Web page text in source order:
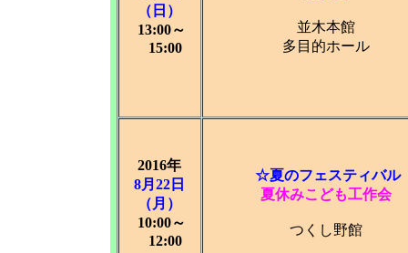
（日）
13:00～
15:00
並木本館
多目的ホール
2016年
8月22日
（月）
10:00～
12:00
☆夏のフェスティバル
夏休みこども工作会
つくし野館